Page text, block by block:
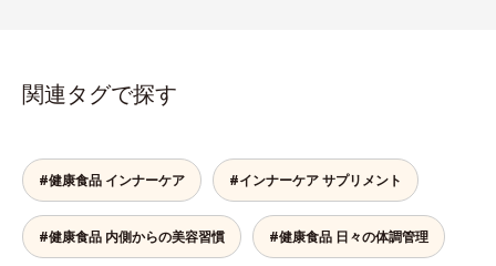
関連タグで探す
#健康食品 インナーケア #インナーケア サプリメント
#健康食品 内側からの美容習慣 #健康食品 日々の体調管理